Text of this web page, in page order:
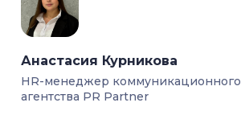
Анастасия Курникова
HR-менеджер коммуникационного
агентства PR Partner